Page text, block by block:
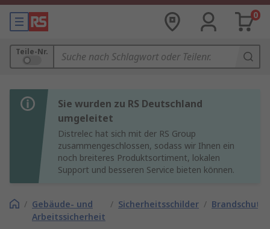
0
Teile-Nr.
Sie wurden zu RS Deutschland
umgeleitet
Distrelec hat sich mit der RS Group
zusammengeschlossen, sodass wir Ihnen ein
noch breiteres Produktsortiment, lokalen
Support und besseren Service bieten können.
/ Gebäude- und
Arbeitssicherheit
/ Sicherheitsschilder /